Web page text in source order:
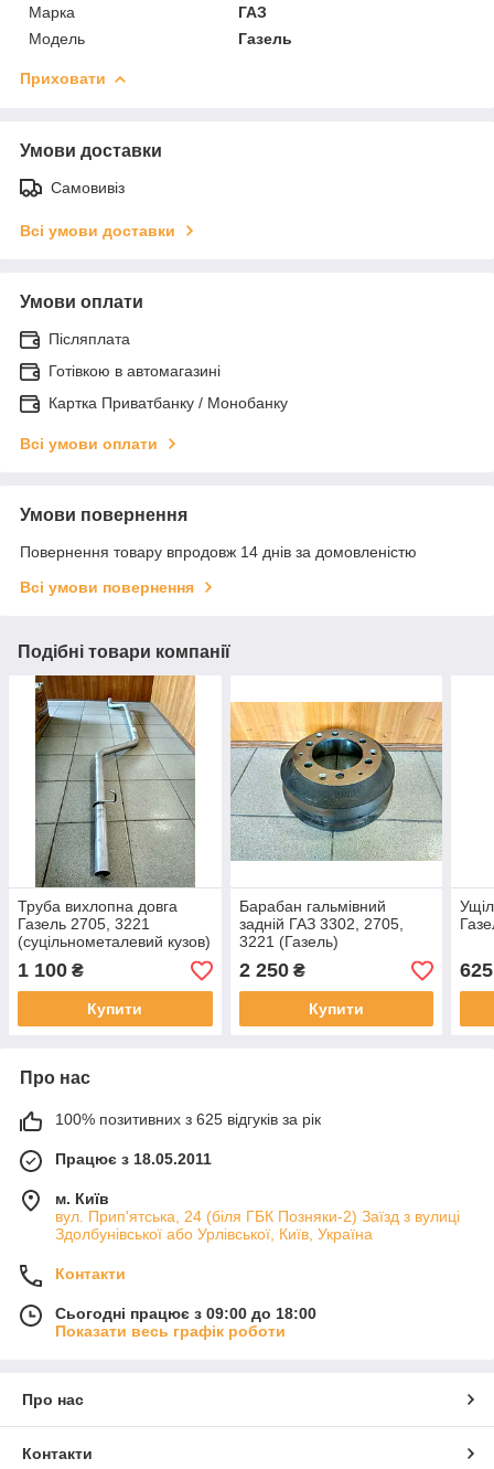
Марка
ГАЗ
Модель
Газель
Приховати
Умови доставки
Самовивіз
Всі умови доставки
Умови оплати
Післяплата
Готівкою в автомагазині
Картка Приватбанку / Монобанку
Всі умови оплати
Умови повернення
Повернення товару впродовж 14 днів за домовленістю
Всі умови повернення
Подібні товари компанії
Труба вихлопна довга
Газель 2705, 3221
(суцільнометалевий кузов)
1 100 ₴
Купити
Барабан гальмівний
задній ГАЗ 3302, 2705,
3221 (Газель)
2 250₴
Купити
625
Про нас
100% позитивних з 625 відгуків за рік
Працює з 18.05.2011
м. Київ
вул. Прип'ятська, 24 (біля ГБК Позняки-2) Заїзд з вулиці
Здолбунівської або Урлівської, Київ, Україна
Контакти
Сьогодні працює з 09:00 до 18:00
Показати весь графік роботи
Про нас
Контакти